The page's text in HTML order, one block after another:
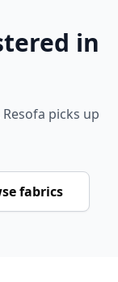
in
picks up
fabrics